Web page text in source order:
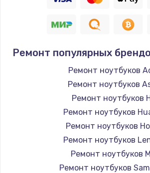
Ремонт популярных
Ремонт ноутбуков
Ремонт ноутбуков
Ремонт ноутбуков
Ремонт ноутбуков
Ремонт ноутбуков
Ремонт ноутбуков
Ремонт ноутбуков
Ремонт ноутбуков